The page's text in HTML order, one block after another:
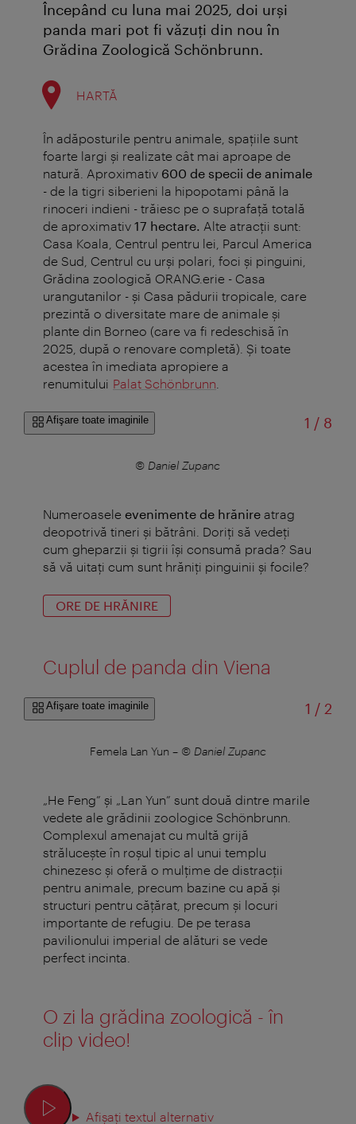
Începând cu luna mai 2025, doi urşi
panda mari pot fi văzuţi din nou în
Grădina Zoologică Schönbrunn.
HARTĂ
În adăposturile pentru animale, spaţiile sunt
foarte largi şi realizate cât mai aproape de
natură. Aproximativ 600 de specii de animale
- de la tigri siberieni la hipopotami până la
rinoceri indieni - trăiesc pe o suprafață totală
de aproximativ 17 hectare. Alte atracţii sunt:
Casa Koala, Centrul pentru lei, Parcul America
de Sud, Centrul cu urşi polari, foci şi pinguini,
Grădina zoologică ORANG.erie - Casa
urangutanilor - şi Casa pădurii tropicale, care
prezintă o diversitate mare de animale şi
plante din Borneo (care va fi redeschisă în
2025, după o renovare completă). Şi toate
acestea în imediata apropiere a
renumitului Palat Schönbrunn
Afişare toate imaginile 1 /din
8
© Daniel Zupanc
Numeroasele evenimente de hrănire atrag
deopotrivă tineri și bătrâni. Doriți să vedeți
cum gheparzii și tigrii își consumă prada? Sau
să vă uitaţi cum sunt hrăniţi pinguinii şi focile?
ORE DE HRĂNIRE
Cuplul de panda din Viena
Afişare toate imaginile 1 /din
2
Femela Lan Yun – © Daniel Zupanc
„He Feng” și „Lan Yun” sunt două dintre marile
vedete ale grădinii zoologice Schönbrunn.
Complexul amenajat cu multă grijă
strălucește în roșul tipic al unui templu
chinezesc și oferă o mulțime de distracții
pentru animale, precum bazine cu apă și
structuri pentru cățărat, precum și locuri
importante de refugiu. De pe terasa
pavilionului imperial de alături se vede
perfect incinta.
O zi la grădina zoologică - în
clip video!
Afișați textul alternativ